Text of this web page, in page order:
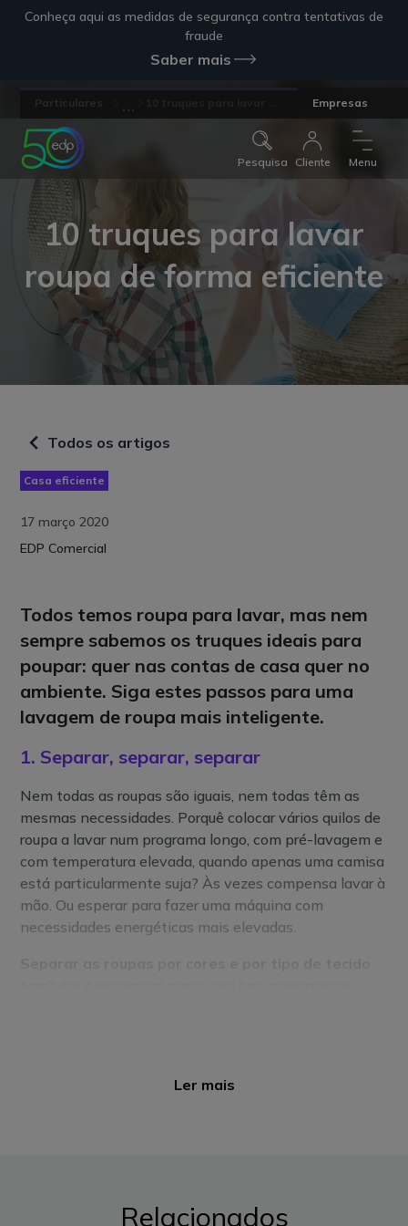
Conheça aqui as medidas de segurança contra tentativas de
fraude
Saber mais
Empresas
Pesquisa Cliente Menu
10 truques para lavar
roupa de forma eficiente
Todos os artigos
Casa eficiente
17 março 2020
EDP Comercial
Todos temos roupa para lavar, mas nem
sempre sabemos os truques ideais para
poupar: quer nas contas de casa quer no
ambiente. Siga estes passos para uma
lavagem de roupa mais inteligente.
1. Separar, separar, separar
Nem todas as roupas são iguais, nem todas têm as
mesmas necessidades. Porquê colocar vários quilos de
roupa a lavar num programa longo, com pré-lavagem e
com temperatura elevada, quando apenas uma camisa
está particularmente suja? Às vezes compensa lavar à
mão. Ou esperar para fazer uma máquina com
necessidades energéticas mais elevadas.
2. Escolha bem a sua máquina de lavar
específicas mas, ao escolher o equipamento para sua
Ler mais
Relacionados